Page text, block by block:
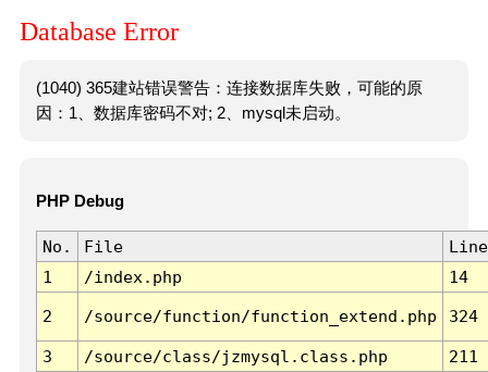
Database Error
(1040) 365建站错误警告：连接数据库失败，可能的原
因：1、数据库密码不对; 2、mysql未启动。
PHP Debug
No. File
Line
1
/index.php 14
2 /source/function/function_extend.php 324
3 /source/class/jzmysql.class.php
211